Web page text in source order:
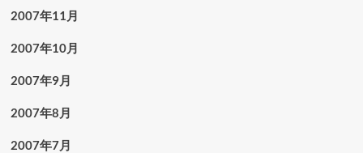
2007年11月
2007年10月
2007年9月
2007年8月
2007年7月